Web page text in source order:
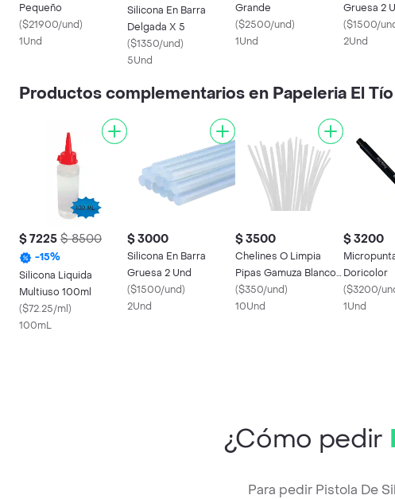
Pequeño
($21900/und)
1Und
Silicona En Barra
Delgada X 5
($1350/und)
5Und
Grande
($2500/und)
1Und
Gruesa 2
($1500/
2Und
Productos complementarios en Papeleria El Tío
$ 7225 $ 8500
-15%
Silicona Liquida
Multiuso 100ml
($72.25/ml)
100mL
$ 3000
Silicona En Barra
Gruesa 2 Und
($1500/und)
2Und
$ 3500
Chelines O Limpia
Pipas Gamuza Blancos
X 10 Und
($350/und)
10Und
$ 3200
Doricolor
($3200/
1Und
¿Cómo pedir
Para pedir Pistola De